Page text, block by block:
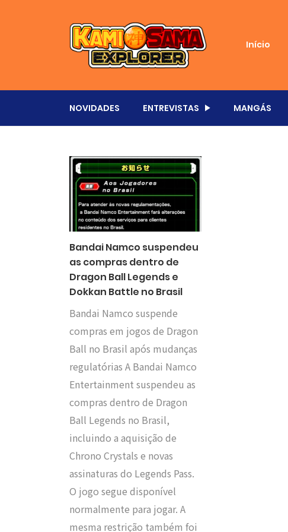
Início
NOVIDADES ENTREVISTAS MANGÁS
Bandai Namco suspendeu
as compras dentro de
Dragon Ball Legends e
Dokkan Battle no Brasil
Bandai Namco suspende
compras em jogos de Dragon
Ball no Brasil após mudanças
regulatórias A Bandai Namco
Entertainment suspendeu as
compras dentro de Dragon
Ball Legends no Brasil,
incluindo a aquisição de
Chrono Crystals e novas
assinaturas do Legends Pass.
O jogo segue disponível
normalmente para jogar. A
mesma restrição também foi